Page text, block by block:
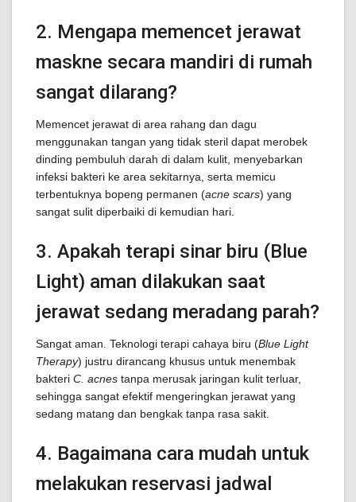
2. Mengapa memencet jerawat
maskne secara mandiri di rumah
sangat dilarang?
Memencet jerawat di area rahang dan dagu
menggunakan tangan yang tidak steril dapat merobek
dinding pembuluh darah di dalam kulit, menyebarkan
infeksi bakteri ke area sekitarnya, serta memicu
terbentuknya bopeng permanen (acne scars) yang
sangat sulit diperbaiki di kemudian hari.
3. Apakah terapi sinar biru (Blue
Light) aman dilakukan saat
jerawat sedang meradang parah?
Sangat aman. Teknologi terapi cahaya biru (Blue Light
Therapy) justru dirancang khusus untuk menembak
bakteri C. acnes tanpa merusak jaringan kulit terluar,
sehingga sangat efektif mengeringkan jerawat yang
sedang matang dan bengkak tanpa rasa sakit.
4. Bagaimana cara mudah untuk
melakukan reservasi jadwal